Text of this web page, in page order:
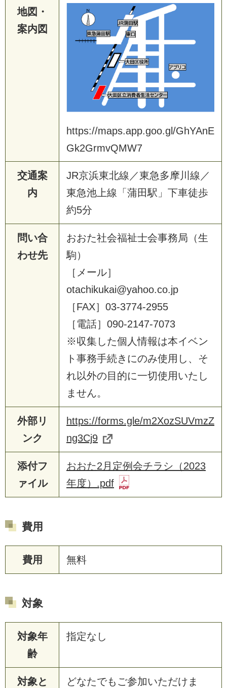
地図・
案内図
https://maps.app.goo.gl/GhYAnE
Gk2GrmvQMW7
交通案
内
JR京浜東北線／東急多摩川線／
東急池上線「蒲田駅」下車徒歩
約5分
問い合
わせ先
おおた社会福祉士会事務局（生
駒）
［メール］
otachikukai@yahoo.co.jp
［FAX］03-3774-2955
［電話］090-2147-7073
※収集した個人情報は本イベン
ト事務手続きにのみ使用し、そ
れ以外の目的に一切使用いたし
ません。
外部リ
ンク
https://forms.gle/m2XozSUVmzZ
ng3Cj9
添付フ
ァイル
おおた2月定例会チラシ（2023
年度）.pdf
費用
費用 無料
対象
対象年
齢
指定なし
対象と
どなたでもご参加いただけま